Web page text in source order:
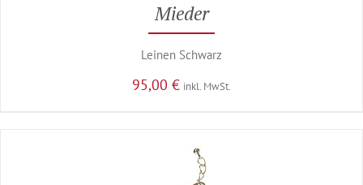
Mieder
Leinen Schwarz
95,00 € inkl. MwSt.